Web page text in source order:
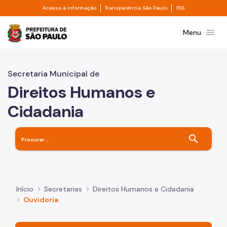
Pular para o Conteúdo principal
Acesso à informação Divisor de acesso à informação
Transparência São Paulo Divisor de
156
Prefeitura de São PauloMenu menu
Secretaria Municipal de
Direitos Humanos e
Cidadania
search
Início Secretarias
Direitos Humanos e Cidadania
Ouvidoria